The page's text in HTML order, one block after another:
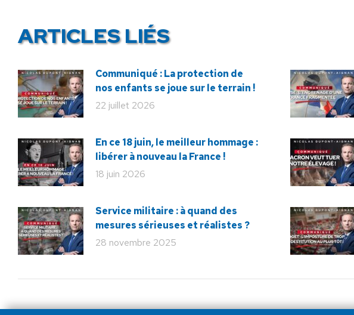
ARTICLES LIÉS
Communiqué : La protection de
nos enfants se joue sur le terrain !
22 juillet 2026
En ce 18 juin, le meilleur hommage :
libérer à nouveau la France !
18 juin 2026
Service militaire : à quand des
mesures sérieuses et réalistes ?
28 novembre 2025